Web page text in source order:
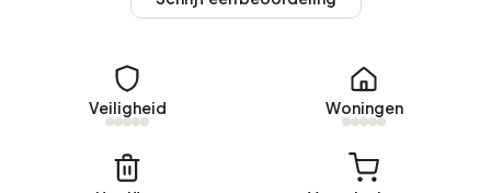
ligt met 1.590 m³ per jaar 24% boven het landelijke
gemiddelde van 1.280 m³.
Veiligheid Woningen